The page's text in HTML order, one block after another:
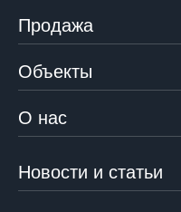
Продажа
Объекты
О нас
Новости и статьи